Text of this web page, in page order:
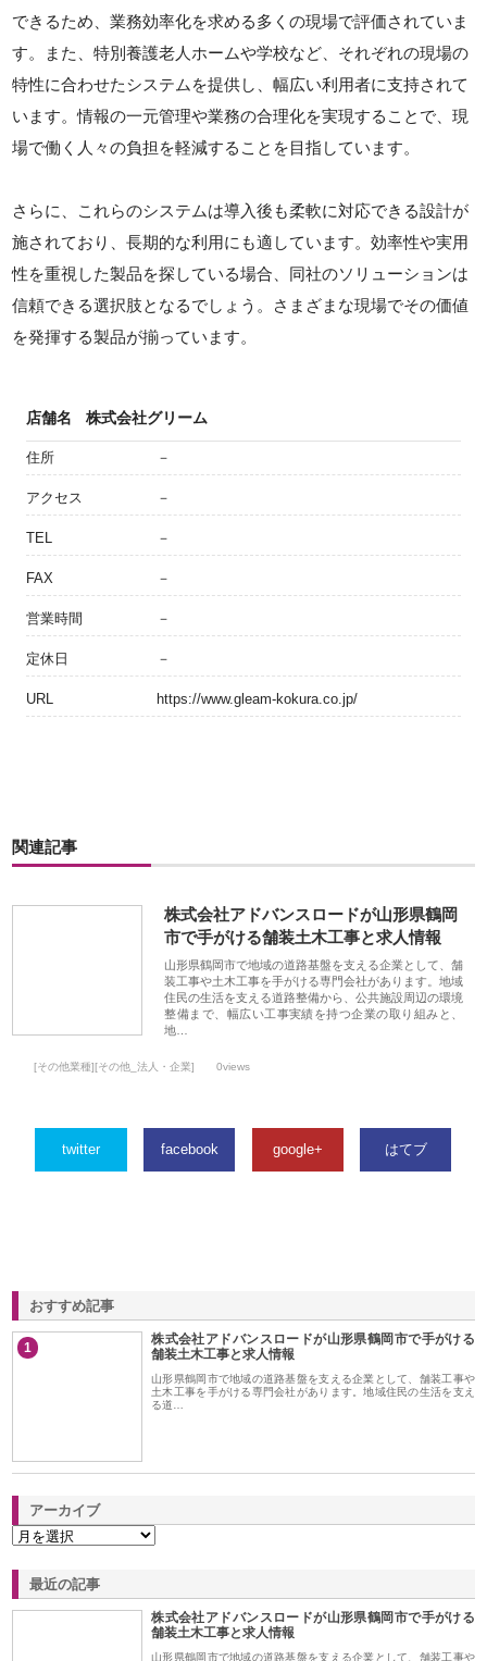
できるため、業務効率化を求める多くの現場で評価されていま
す。また、特別養護老人ホームや学校など、それぞれの現場の
特性に合わせたシステムを提供し、幅広い利用者に支持されて
います。情報の一元管理や業務の合理化を実現することで、現
場で働く人々の負担を軽減することを目指しています。
さらに、これらのシステムは導入後も柔軟に対応できる設計が
施されており、長期的な利用にも適しています。効率性や実用
性を重視した製品を探している場合、同社のソリューションは
信頼できる選択肢となるでしょう。さまざまな現場でその価値
を発揮する製品が揃っています。
店舗名 株式会社グリーム
住所 －
アクセス －
TEL －
FAX －
営業時間 －
定休日 －
URL https://www.gleam-kokura.co.jp/
関連記事
株式会社アドバンスロードが山形県鶴岡
市で手がける舗装土木工事と求人情報
山形県鶴岡市で地域の道路基盤を支える企業として、舗
装工事や土木工事を手がける専門会社があります。地域
住民の生活を支える道路整備から、公共施設周辺の環境
整備まで、幅広い工事実績を持つ企業の取り組みと、
地…
[その他業種][その他_法人・企業] 0views
twitter facebook google+ はてブ
おすすめ記事
1
株式会社アドバンスロードが山形県鶴岡市で手がける
舗装土木工事と求人情報
山形県鶴岡市で地域の道路基盤を支える企業として、舗装工事や
土木工事を手がける専門会社があります。地域住民の生活を支え
る道…
アーカイブ
最近の記事
株式会社アドバンスロードが山形県鶴岡市で手がける
舗装土木工事と求人情報
山形県鶴岡市で地域の道路基盤を支える企業として、舗装工事や